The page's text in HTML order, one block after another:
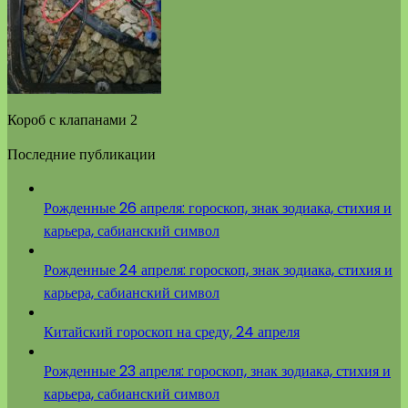
Короб с клапанами 2
Последние публикации
Рожденные 26 апреля: гороскоп, знак зодиака, стихия и
карьера, сабианский символ
Рожденные 24 апреля: гороскоп, знак зодиака, стихия и
карьера, сабианский символ
Китайский гороскоп на среду, 24 апреля
Рожденные 23 апреля: гороскоп, знак зодиака, стихия и
карьера, сабианский символ